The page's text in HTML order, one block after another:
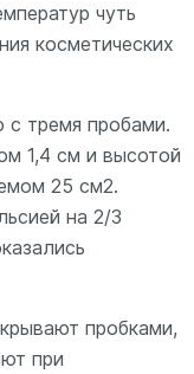
чуть
косметических
с тремя пробами.
1,4 см и высотой
25 см2.
на 2/3
пробками,
при